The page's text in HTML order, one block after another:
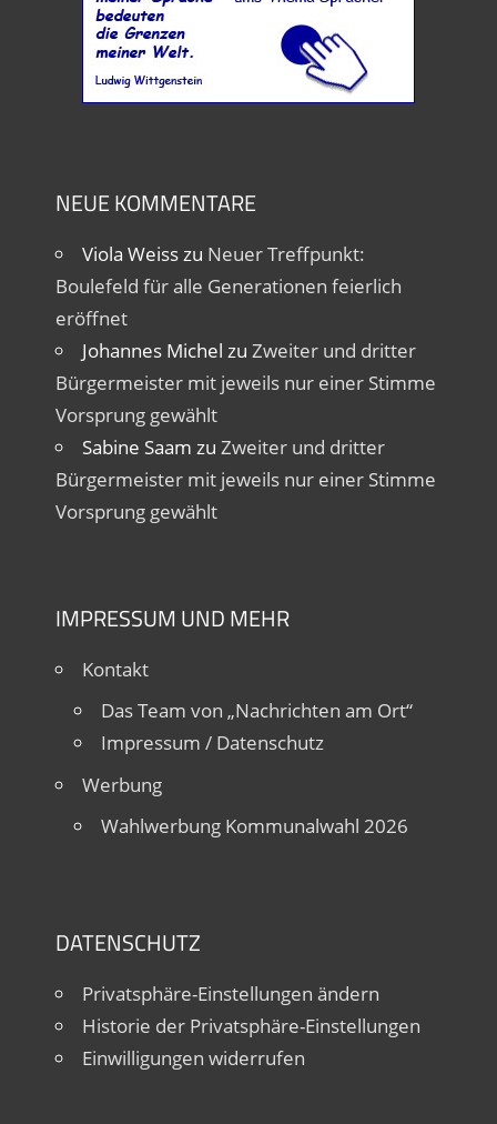
NEUE KOMMENTARE
Viola Weisszu Neuer Treffpunkt:
Boulefeld für alle Generationen feierlich
eröffnet
Johannes Michel zu Zweiter und dritter
Bürgermeister mit jeweils nur einer Stimme
Vorsprung gewählt
Sabine Saam zu Zweiter und dritter
Bürgermeister mit jeweils nur einer Stimme
Vorsprung gewählt
IMPRESSUM UND MEHR
Kontakt
Das Team von „Nachrichten am Ort“
Impressum / Datenschutz
Werbung
Wahlwerbung Kommunalwahl 2026
DATENSCHUTZ
Privatsphäre-Einstellungen ändern
Historie der Privatsphäre-Einstellungen
Einwilligungen widerrufen